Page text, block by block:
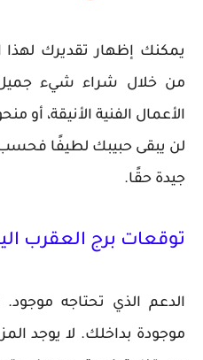
يمكنك إظهار تقديرك
من خلال شراء شيء
الأعمال الفنية الأنيقة، أو
لن يبقى حبيبك لطيفًا
جيدة حقًا.
توقعات برج العقرب
الدعم الذي تحتاجه
موجودة بداخلك. لا يوجد